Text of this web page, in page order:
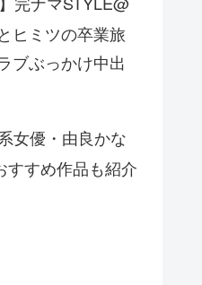
ヒミツの卒業旅
ブぶっかけ中出
女優・由良かな
すすめ作品も紹介